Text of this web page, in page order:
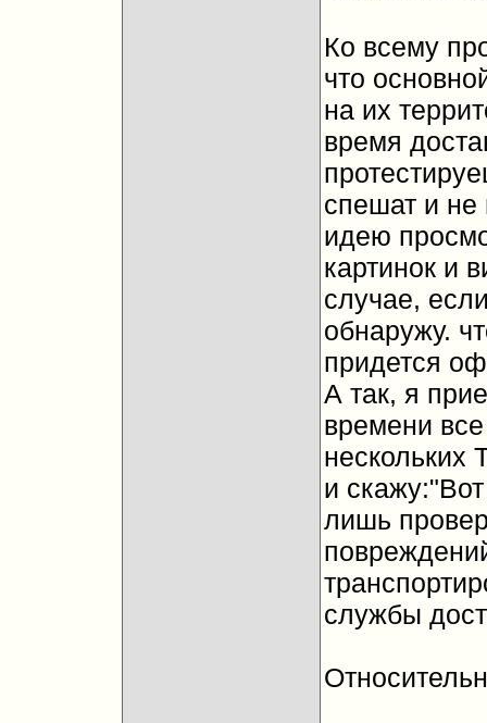
Ко всему
что
на их
время
спешат и не
идею
картинок и
случае,
обнаружу.
придется
А так, я
времени
нескольких
и
лишь
службы